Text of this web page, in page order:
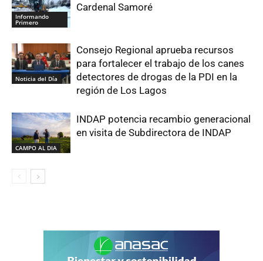
Informando
Primero
Cardenal Samoré
Noticia del Día
Consejo Regional aprueba recursos
para fortalecer el trabajo de los canes
detectores de drogas de la PDI en la
región de Los Lagos
CAMPO AL DIA
INDAP potencia recambio generacional
en visita de Subdirectora de INDAP